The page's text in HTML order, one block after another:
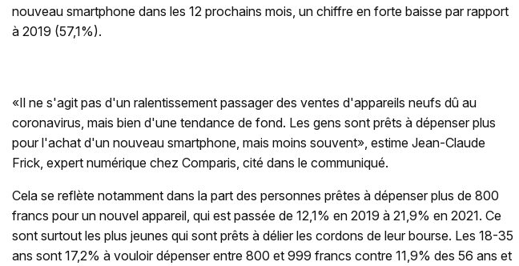
nouveau smartphone dans les 12 prochains mois, un chiffre en forte baisse par rapport
à 2019 (57,1%).
«Il ne s'agit pas d'un ralentissement passager des ventes d'appareils neufs dû au
coronavirus, mais bien d'une tendance de fond. Les gens sont prêts à dépenser plus
pour l'achat d'un nouveau smartphone, mais moins souvent», estime Jean-Claude
Frick, expert numérique chez Comparis, cité dans le communiqué.
Cela se reflète notamment dans la part des personnes prêtes à dépenser plus de 800
francs pour un nouvel appareil, qui est passée de 12,1% en 2019 à 21,9% en 2021. Ce
sont surtout les plus jeunes qui sont prêts à délier les cordons de leur bourse. Les 18-35
ans sont 17,2% à vouloir dépenser entre 800 et 999 francs contre 11,9% des 56 ans et